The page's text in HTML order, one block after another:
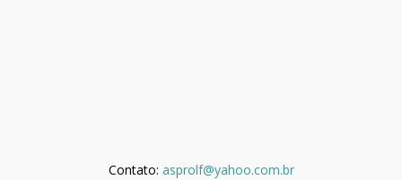
Contato: asprolf@yahoo.com.br